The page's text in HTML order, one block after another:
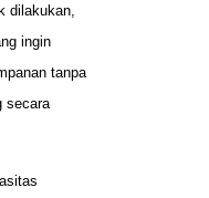
dilakukan,
ingin
tanpa
secara